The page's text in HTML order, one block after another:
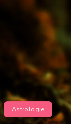
Astrologie